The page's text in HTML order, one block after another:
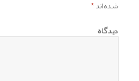
شده‌اند*
دیدگاه